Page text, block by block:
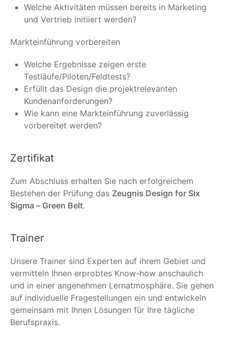
Welche Aktivitäten müssen bereits in Marketing
und Vertrieb initiiert werden?
Markteinführung vorbereiten
Welche Ergebnisse zeigen erste
Testläufe/Piloten/Feldtests?
Erfüllt das Design die projektrelevanten
Kundenanforderungen?
Wie kann eine Markteinführung zuverlässig
vorbereitet werden?
Zertifikat
Zum Abschluss erhalten Sie nach erfolgreichem
Bestehen der Prüfung das Zeugnis Design for Six
Sigma – Green Belt.
Trainer
Unsere Trainer sind Experten auf ihrem Gebiet und
vermitteln Ihnen erprobtes Know-how anschaulich
und in einer angenehmen Lernatmosphäre. Sie gehen
auf individuelle Fragestellungen ein und entwickeln
gemeinsam mit Ihnen Lösungen für Ihre tägliche
Berufspraxis.